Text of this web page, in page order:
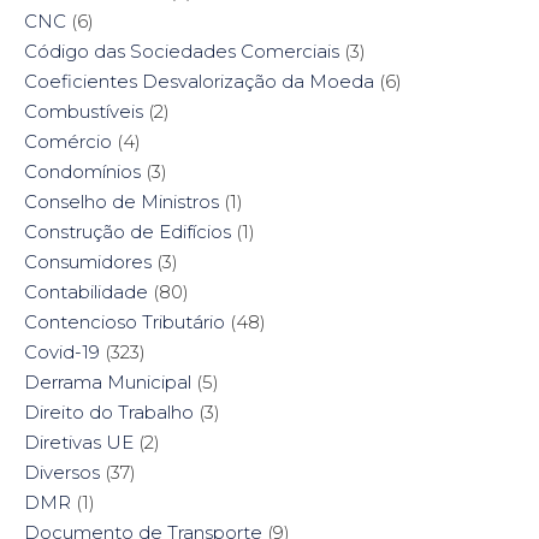
CNC (6)
Código das Sociedades Comerciais (3)
Coeficientes Desvalorização da Moeda (6)
Combustíveis (2)
Comércio (4)
Condomínios (3)
Conselho de Ministros (1)
Construção de Edifícios (1)
Consumidores (3)
Contabilidade (80)
Contencioso Tributário (48)
Covid-19 (323)
Derrama Municipal (5)
Direito do Trabalho (3)
Diretivas UE (2)
Diversos (37)
DMR (1)
Documento de Transporte (9)